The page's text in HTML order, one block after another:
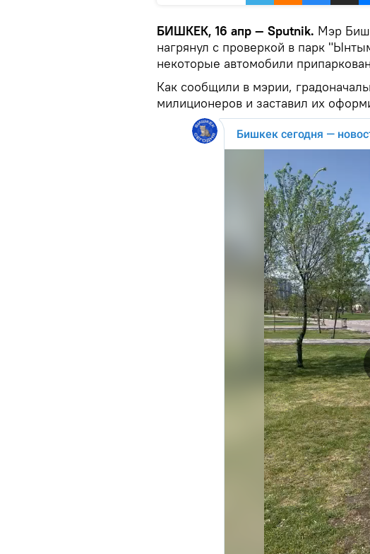
БИШКЕК, 16 апр — Sputnik. Мэр
нагрянул с проверкой в парк
некоторые автомобили
Как сообщили в мэрии,
милиционеров и заставил их